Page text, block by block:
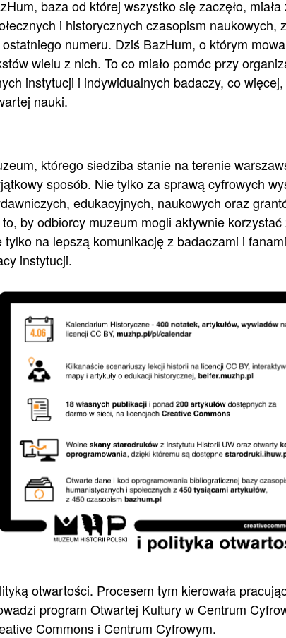
baza od której wszystko się zaczęło,
i historycznych czasopism
numeru. Dziś BazHum, o którym
wielu z nich. To co miało pomóc przy
instytucji i indywidualnych badaczy, co
nauki.
którego siedziba stanie na terenie
sposób. Nie tylko za sprawą cyfrowych
edukacyjnych, naukowych oraz
by odbiorcy muzeum mogli aktywnie
tylko na lepszą komunikację z badaczami i
instytucji.
otwartości. Procesem tym kierowała
program Otwartej Kultury w Centrum
Commons i Centrum Cyfrowym.